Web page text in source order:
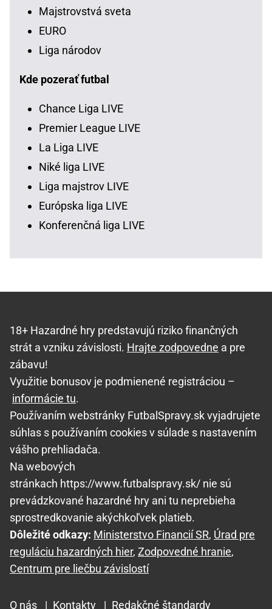
Majstrovstvá sveta
EURO
Liga národov
Kde pozerať futbal
Chance Liga LIVE
Premier League LIVE
La Liga LIVE
Niké liga LIVE
Liga majstrov LIVE
Európska liga LIVE
Konferenčná liga LIVE
18+ Hazardné hry predstavujú riziko finančných
strát a vzniku závislosti. Hrajte zodpovedne a pre
zábavu!
Využitie bonusov je podmienené registráciou –
informácie tu.
Používaním webstránky FutbalSpravy.sk vyjadrujete
súhlas s používaním cookies v súlade s nastavením
vášho prehliadača.
Na webových
stránkach https://www.futbalspravy.sk/ nie sú
prevádzkované hazardné hry ani tu neprebieha
sprostredkovanie akýchkoľvek platieb.
Dôležité odkazy: Ministerstvo Financií SR, Úrad pre
reguláciu hazardných hier, Zodpovedné hranie,
Centrum pre liečbu závislostí
O nás | Kontakty | Redakčné štandardy